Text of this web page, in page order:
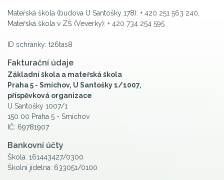
Mateřská škola (budova U Santošky 178): + 420 251 563 240
Mateřská škola v ZŠ (Veverky): + 420 734 254 595
ID schránky: t26tas8
Fakturační údaje
Základní škola a mateřská škola
Praha 5 - Smíchov, U Santošky 1/1007,
příspěvková organizace
U Santošky 1007/1
150 00 Praha 5 - Smíchov
IČ: 69781907
Bankovní účty
Škola: 161443427/0300
Školní jídelna: 633051/0100